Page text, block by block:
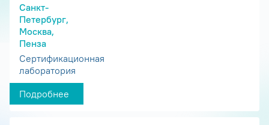
Санкт-
Петербург,
Москва,
Пенза
Сертификационная
лаборатория
Подробнее